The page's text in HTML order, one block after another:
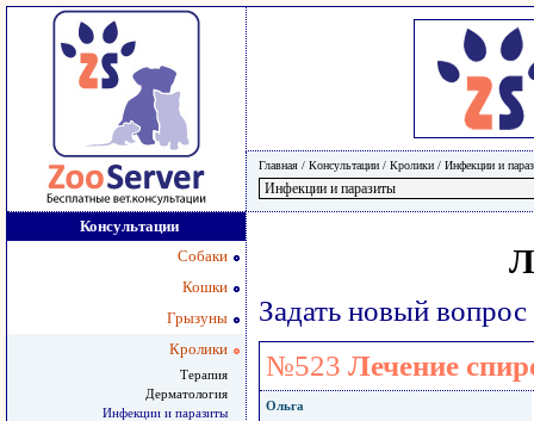
Главная / Консультации / Кролики / Инфекции и
Консультации
Собаки
Кошки
Грызуны
Кролики
Терапия
Дерматология
Инфекции и паразиты
Задать новый
№523 Лечение
Ольга